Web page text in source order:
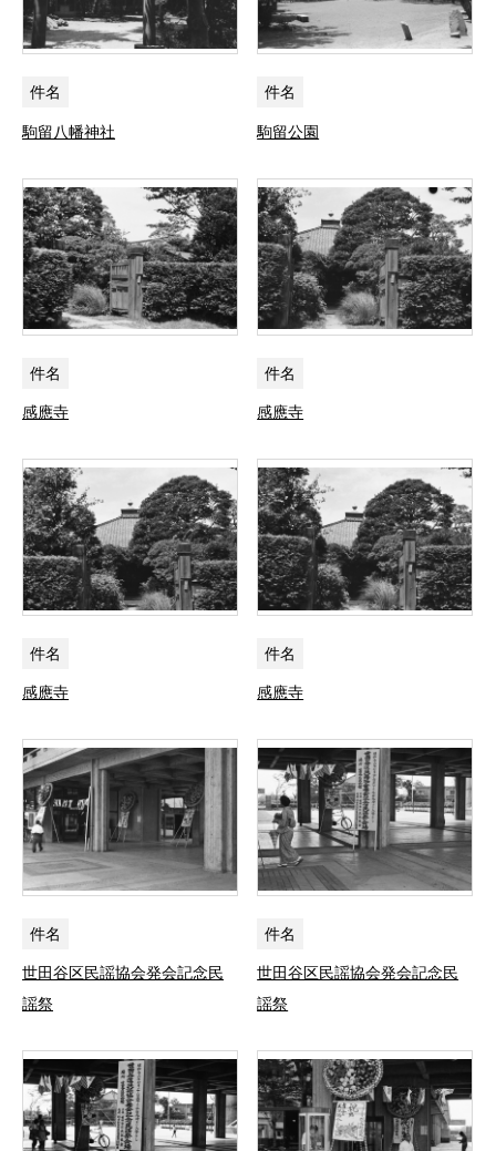
件名
駒留八幡神社
件名
駒留公園
件名
感應寺
件名
感應寺
件名
感應寺
件名
感應寺
件名
世田谷区民謡協会発会記念民
謡祭
件名
世田谷区民謡協会発会記念民
謡祭